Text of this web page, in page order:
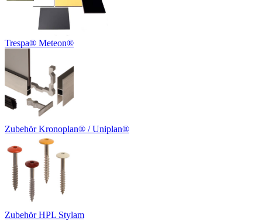
Trespa® Meteon®
Zubehör Kronoplan® / Uniplan®
Zubehör HPL Stylam